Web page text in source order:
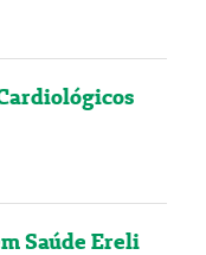
Saúde Ereli